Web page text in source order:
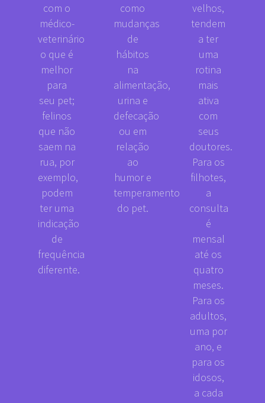
com o
médico-
veterinário
o que é
melhor
para
seu pet;
felinos
que não
saem na
rua, por
exemplo,
podem
ter uma
indicação
de
frequência
diferente.
como
mudanças
de
hábitos
na
alimentação,
urina e
defecação
ou em
relação
ao
humor e
temperamento
do pet.
velhos,
tendem
a ter
uma
rotina
mais
ativa
com
seus
doutores.
Para os
filhotes,
a
consulta
é
mensal
até os
quatro
meses.
Para os
adultos,
uma por
ano, e
para os
idosos,
a cada